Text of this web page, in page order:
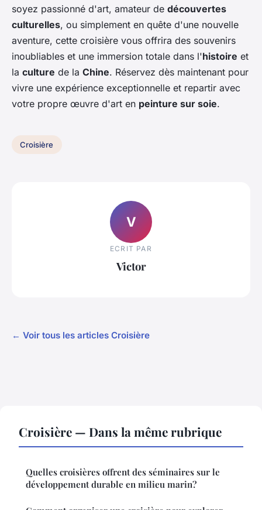
soyez passionné d'art, amateur de découvertes
culturelles, ou simplement en quête d'une nouvelle
aventure, cette croisière vous offrira des souvenirs
inoubliables et une immersion totale dans l'histoire et
la culture de la Chine. Réservez dès maintenant pour
vivre une expérience exceptionnelle et repartir avec
votre propre œuvre d'art en peinture sur soie.
Croisière
V
ECRIT PAR
Victor
← Voir tous les articles Croisière
Croisière — Dans la même rubrique
Quelles croisières offrent des séminaires sur le
développement durable en milieu marin?